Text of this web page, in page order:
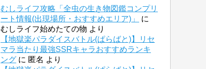
むしライフ攻略「全虫の生き物図鑑コンプリ
ート情報(出現場所・おすすめエリア)」
に
むしライフ始めたての物 より
【地獄楽パラダイスバトル(ぱらばと)】リセ
マラ当たり最強SSRキャラおすすめランキ
ング に 匿名 より